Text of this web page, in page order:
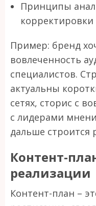
Принципы
Пример: бренд
вовлеченность
специалистов.
актуальны
сетях, сторис с
с лидерами
дальше строится
Контент-
реализации
Контент-план –